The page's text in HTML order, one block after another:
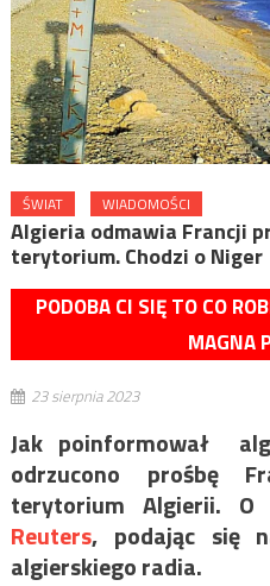
ŚWIAT WIADOMOŚCI
Algieria odmawia Francji
terytorium. Chodzi o Niger
PODOBA CI SIĘ TO CO
MAGNA
23 sierpnia 2023
Jak poinformował
odrzucono prośbę
terytorium Algierii. O
Reuters, podając się
algierskiego radia.